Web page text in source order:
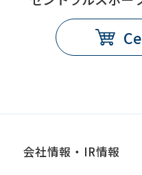
会社情報・IR情報